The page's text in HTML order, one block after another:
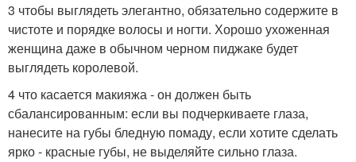
3 чтобы выглядеть элегантно, обязательно содержите в
чистоте и порядке волосы и ногти. Хорошо ухоженная
женщина даже в обычном черном пиджаке будет
выглядеть королевой.
4 что касается макияжа - он должен быть
сбалансированным: если вы подчеркиваете глаза,
нанесите на губы бледную помаду, если хотите сделать
ярко - красные губы, не выделяйте сильно глаза.